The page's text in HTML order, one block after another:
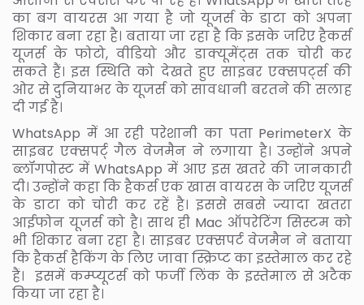
का बग वायरस आ गया है जो यूजर्स के डाटा को अपना
शिकार बना रहा है। बताया जा रहा है कि इसके जरिए हैकर्स
यूजर्स के फोटो, वीडियो और डाक्यूमेंट्स तक चोरी कर
सकते हैं। इस स्थिति को देखते हुए साइबर एक्सपर्ट्स की
ओर से दुनियाभर के यूजर्स को सावधानी बरतने की सलाह
दी गई है।
WhatsApp में आ रही परेशानी का पता PerimeterX के
साइबर एक्सपर्ट् गैल वेजमैन ने लगाया है। उन्होंने अपने
ब्लॉगपोस्ट में WhatsApp में आए इस खतरे की जानकारी
दी। उन्होंने कहा कि हैकर्स एक खास वायरस के जरिए यूजर्स
के डाटा को चोरी कर रहें है। इससे सबसे ज्यादा खतरा
आईफोन यूजर्स को है। साथ ही Mac ऑपरेटिंग सिस्टम को
भी शिकार बना रहा है। साइबर एक्सपर्ट वेजमैन ने बताया
कि हैकर्स हैकिंग के लिए जावा स्क्रिप्ट का इस्तेमाल कर रहे
हैं। इसमें कम्प्यूटर्स को फर्जी लिंक के इस्तेमाल से अटैक
किया जा रहा है।